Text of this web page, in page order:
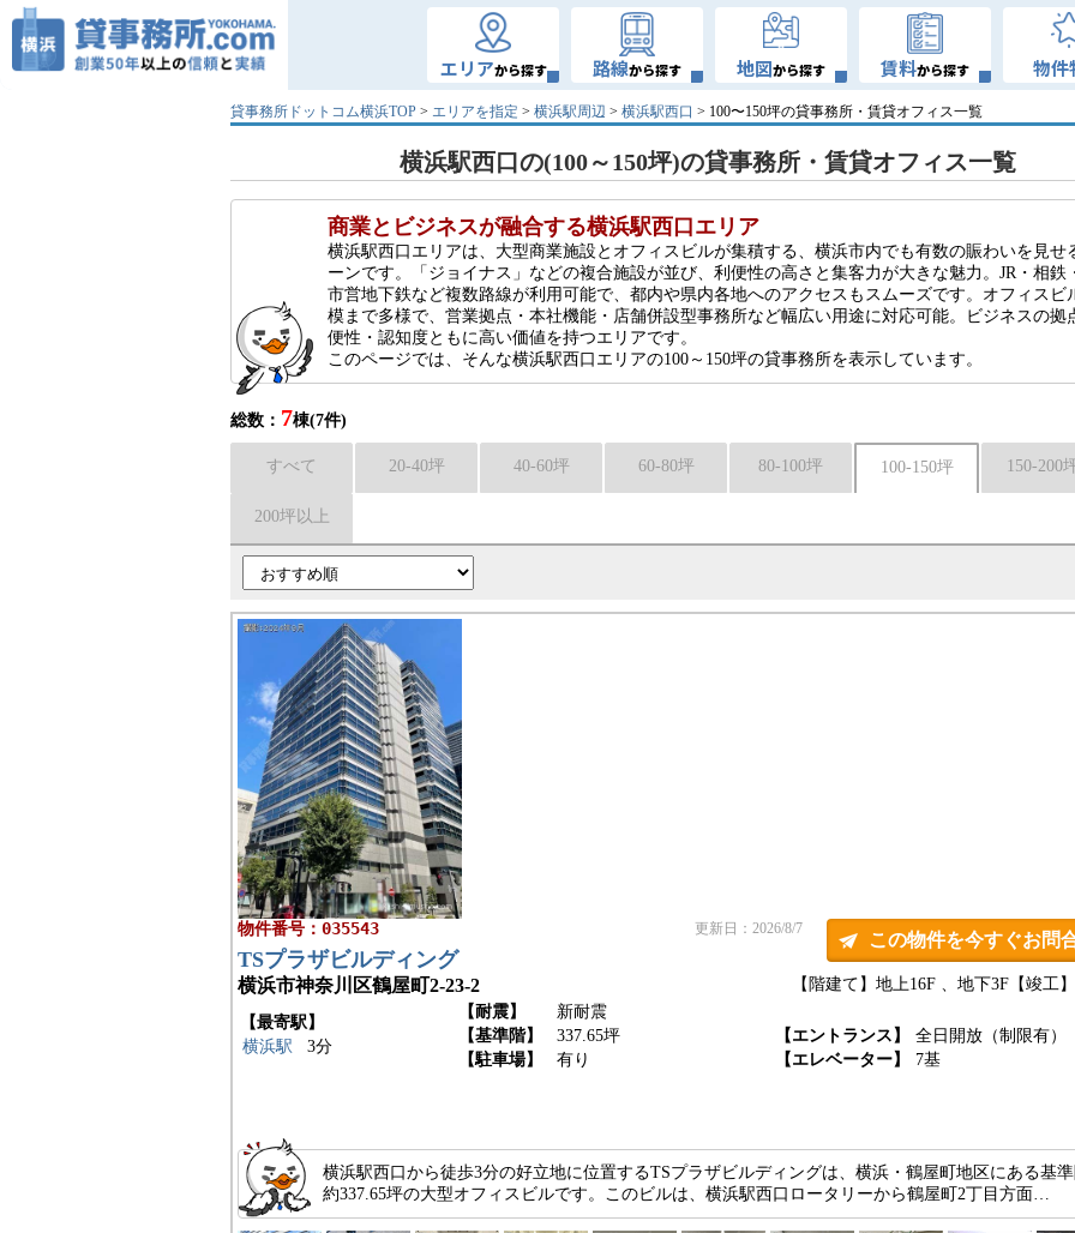
エリアから探す 路線から探す 地図から探す 賃料から探す 物件
貸事務所ドットコム横浜TOP > エリアを指定 > 横浜駅周辺 > 横浜駅西口 > 100〜150坪の貸事務所・賃貸オフィス一覧
横浜駅西口の(100～150坪)の貸事務所・賃貸オフィス一覧
商業とビジネスが融合する横浜駅西口エリア
横浜駅西口エリアは、大型商業施設とオフィスビルが集積する、横浜市内でも有数の賑わいを見せ
ーンです。「ジョイナス」などの複合施設が並び、利便性の高さと集客力が大きな魅力。JR・相鉄
市営地下鉄など複数路線が利用可能で、都内や県内各地へのアクセスもスムーズです。オフィスビ
模まで多様で、営業拠点・本社機能・店舗併設型事務所など幅広い用途に対応可能。ビジネスの拠
便性・認知度ともに高い価値を持つエリアです。
このページでは、そんな横浜駅西口エリアの100～150坪の貸事務所を表示しています。
総数： 7棟(7件)
すべて 20-40坪 40-60坪 60-80坪 80-100坪 100-150坪 150-200
200坪以上
物件番号：035543 更新日：2026/8/7
この物件を今すぐお問
TSプラザビルディング
横浜市神奈川区鶴屋町2-23-2 【竣工
【階建て】地上16F 、地下3F
【最寄駅】
横浜駅
3分
【耐震】
新耐震
【基準階】
337.65坪 【エントランス】
全日開放（制限有）
【駐車場】
有り 【エレベーター】 7基
横浜駅西口から徒歩3分の好立地に位置するTSプラザビルディングは、横浜・鶴屋町地区にある基
約337.65坪の大型オフィスビルです。このビルは、横浜駅西口ロータリーから鶴屋町2丁目方面…